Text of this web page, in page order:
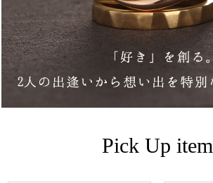
Pick Up item